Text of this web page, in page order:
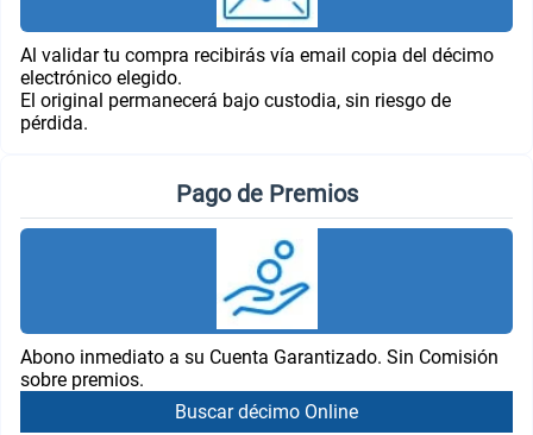
Al validar tu compra recibirás vía email copia del décimo
electrónico elegido.
El original permanecerá bajo custodia, sin riesgo de
pérdida.
Pago de Premios
Abono inmediato a su Cuenta Garantizado. Sin Comisión
sobre premios.
Buscar décimo Online